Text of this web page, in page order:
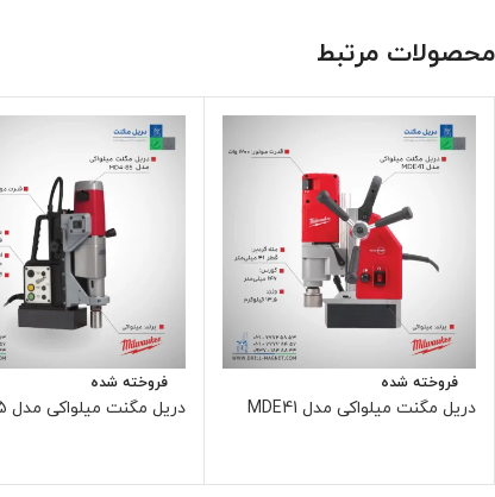
محصولات مرتبط
فروخته شده
دریل مگنت میلواکی مدل MDE41
فروخته شده
دریل مگنت میلواکی مدل MD4-85